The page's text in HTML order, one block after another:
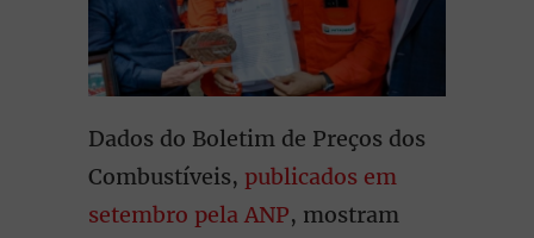
Dados do Boletim de Preços dos
Combustíveis, publicados em
setembro pela ANP, mostram